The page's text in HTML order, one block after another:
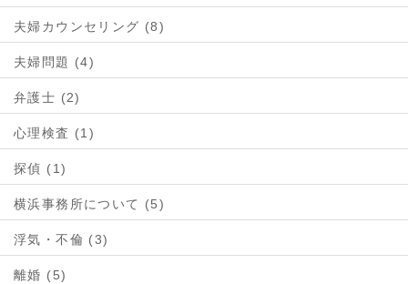
夫婦カウンセリング (8)
夫婦問題 (4)
弁護士 (2)
心理検査 (1)
探偵 (1)
横浜事務所について (5)
浮気・不倫 (3)
離婚 (5)